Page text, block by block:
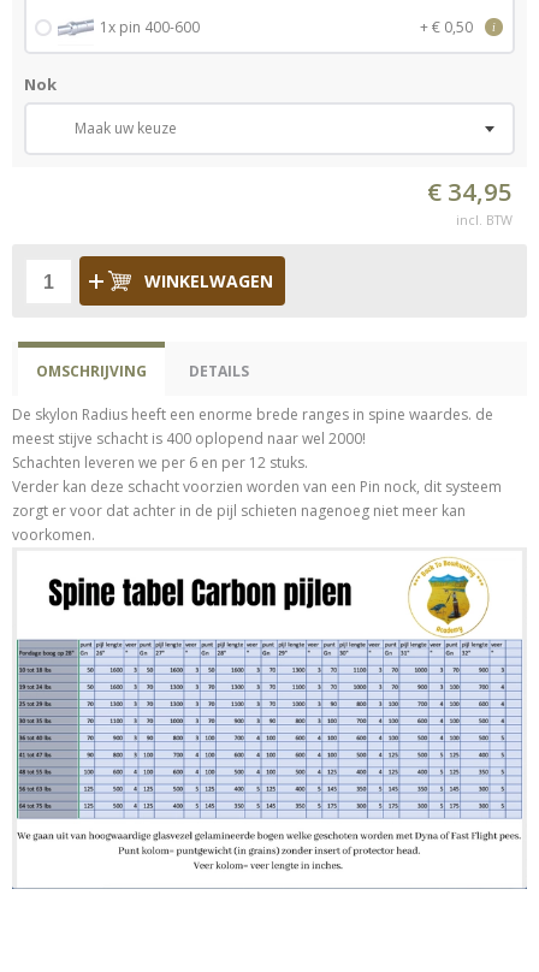
1x pin 400-600 + € 0,50 i
Nok
Maak uw keuze
€ 34,95
incl. BTW
WINKELWAGEN
OMSCHRIJVING DETAILS
De skylon Radius heeft een enorme brede ranges in spine waardes. de
meest stijve schacht is 400 oplopend naar wel 2000!
Schachten leveren we per 6 en per 12 stuks.
Verder kan deze schacht voorzien worden van een Pin nock, dit systeem
zorgt er voor dat achter in de pijl schieten nagenoeg niet meer kan
voorkomen.